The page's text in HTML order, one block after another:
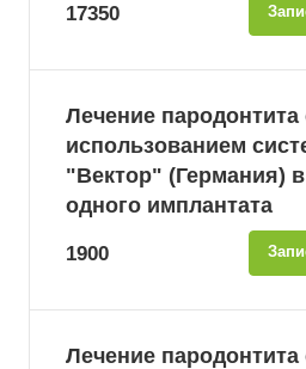
17350
Лечение пародонтита
использованием
"Вектор" (Германия)
одного имплантата
1900
Лечение пародонтита